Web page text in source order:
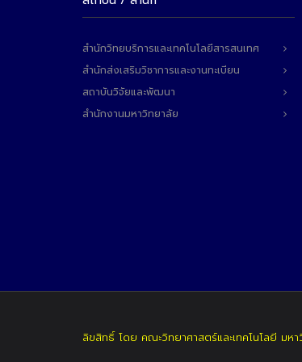
สำนักวิทยบริการและเทคโนโลยีสารสนเทศ
สำนักส่งเสริมวิชาการและงานทะเบียน
สถาบันวิจัยและพัฒนา
สำนักงานมหาวิทยาลัย
ลิขสิทธิ์ โดย คณะวิทยาศาสตร์และเทคโนโลยี ม